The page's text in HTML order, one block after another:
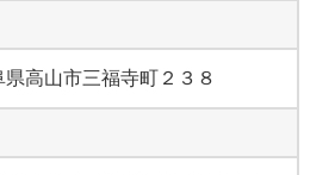
高山市三福寺町２３８